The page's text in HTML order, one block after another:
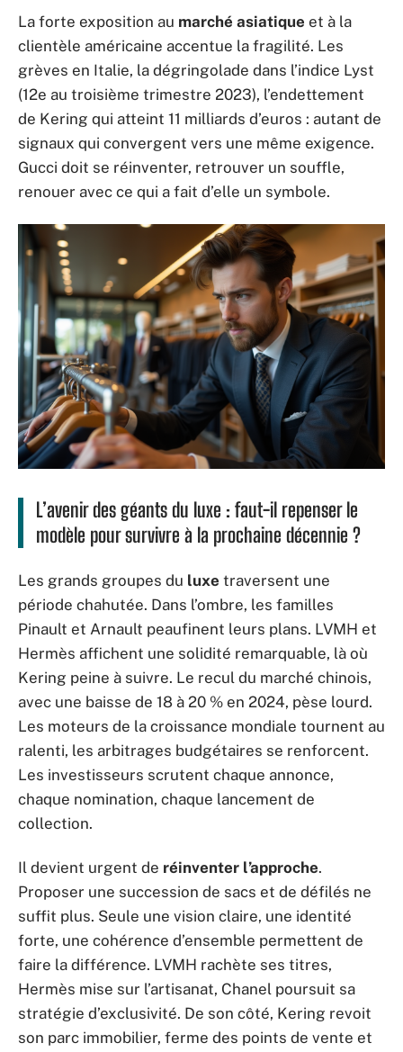
La forte exposition au marché asiatique et à la
clientèle américaine accentue la fragilité. Les
grèves en Italie, la dégringolade dans l’indice Lyst
(12e au troisième trimestre 2023), l’endettement
de Kering qui atteint 11 milliards d’euros : autant de
signaux qui convergent vers une même exigence.
Gucci doit se réinventer, retrouver un souffle,
renouer avec ce qui a fait d’elle un symbole.
L’avenir des géants du luxe : faut-il repenser le
modèle pour survivre à la prochaine décennie ?
Les grands groupes du luxe traversent une
période chahutée. Dans l’ombre, les familles
Pinault et Arnault peaufinent leurs plans. LVMH et
Hermès affichent une solidité remarquable, là où
Kering peine à suivre. Le recul du marché chinois,
avec une baisse de 18 à 20 % en 2024, pèse lourd.
Les moteurs de la croissance mondiale tournent au
ralenti, les arbitrages budgétaires se renforcent.
Les investisseurs scrutent chaque annonce,
chaque nomination, chaque lancement de
collection.
Il devient urgent de réinventer l’approche.
Proposer une succession de sacs et de défilés ne
suffit plus. Seule une vision claire, une identité
forte, une cohérence d’ensemble permettent de
faire la différence. LVMH rachète ses titres,
Hermès mise sur l’artisanat, Chanel poursuit sa
stratégie d’exclusivité. De son côté, Kering revoit
son parc immobilier, ferme des points de vente et